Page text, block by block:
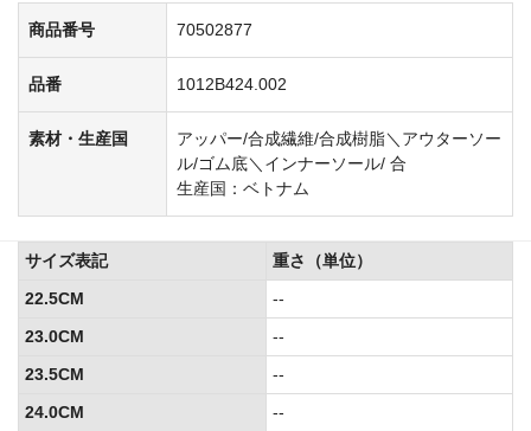
商品番号 70502877
品番 1012B424.002
素材・生産国
アッパー/合成繊維/合成樹脂＼アウターソー
ル/ゴム底＼インナーソール/ 合
生産国：ベトナム
サイズ表記
重さ（単位）
22.5CM
--
23.0CM
--
23.5CM
--
24.0CM
--